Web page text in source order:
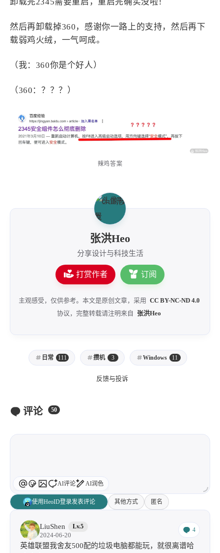
然后再卸载掉360，感谢你一路上的支持，然后再下
载弱鸡火绒，一气呵成。
（我：360你是个好人）
（360：？？？）
辣鸡答案
张洪Heo
分享设计与科技生活
打赏作者 订阅
主观感受，仅供参考。本文是原创文章，采用 CC BY-NC-ND 4.0
协议，完整转载请注明来自
张洪Heo
日常 111 攒机 3 Windows 11
反馈与投诉
评论 50
AI评论 AI润色
使用HeoID登录发表评论 其他方式 匿名
LiuShen Lv.5
2024-06-20
4
英雄联盟我舍友500配的垃圾电脑都能玩，就很离谱哈